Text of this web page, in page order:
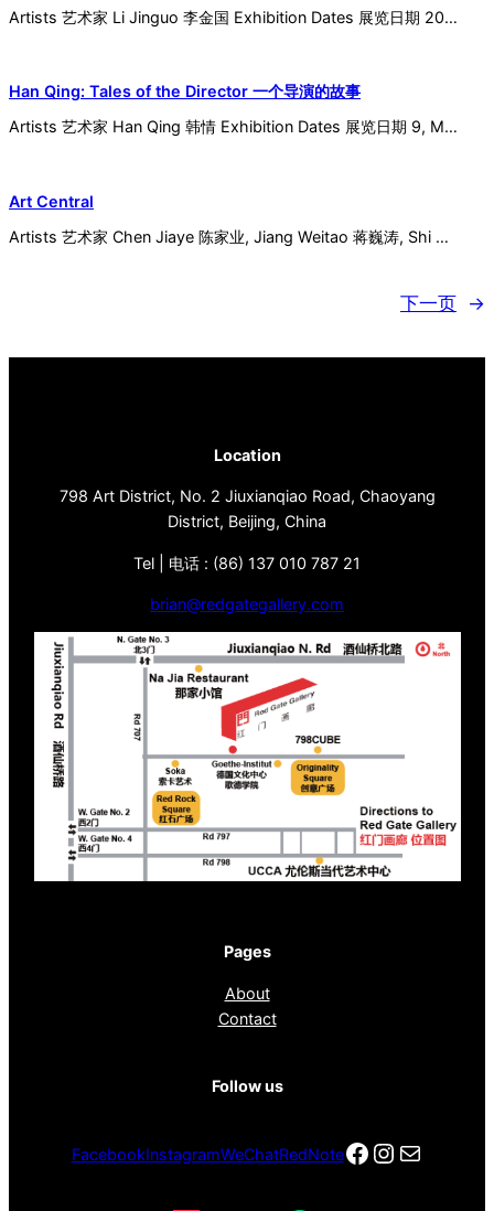
Artists 艺术家 Li Jinguo 李金国 Exhibition Dates 展览日期 20…
Han Qing: Tales of the Director 一个导演的故事
Artists 艺术家 Han Qing 韩情 Exhibition Dates 展览日期 9, M…
Art Central
Artists 艺术家 Chen Jiaye 陈家业, Jiang Weitao 蒋巍涛, Shi …
下一页 →
Location
798 Art District, No. 2 Jiuxianqiao Road, Chaoyang
District, Beijing, China
Tel | 电话 : (86) 137 010 787 21
brian@redgategallery.com
Pages
About
Contact
Follow us
FacebookInstagramWeChatRedNoteFacebook
电子邮件